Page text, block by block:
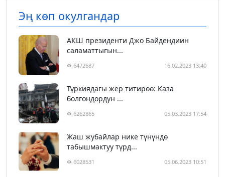
Эң көп окулгандар
АКШ президенти Джо Байдендиин
саламаттыгын...
6472687 16.02.2023 13:40
Түркиядагы жер титирөө: Каза
болгондордун ...
6262865 05.03.2023 17:54
Жаш жубайлар нике түнүндө
табышмактуу түрд...
6028531 05.06.2023 10:51